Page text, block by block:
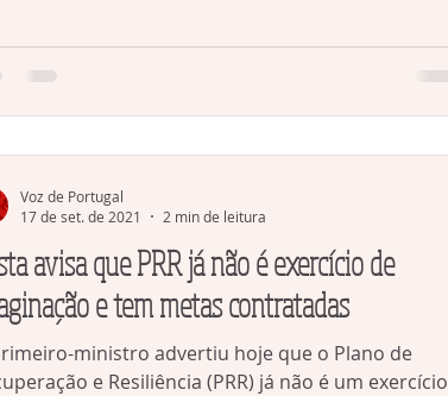
avisa que PRR já não é exercício de
e tem metas contratadas
ministro advertiu hoje que o Plano de
e Resiliência (PRR) já não é um exercício
Voz de Portugal
17 de set. de 2021
2 min de leitura